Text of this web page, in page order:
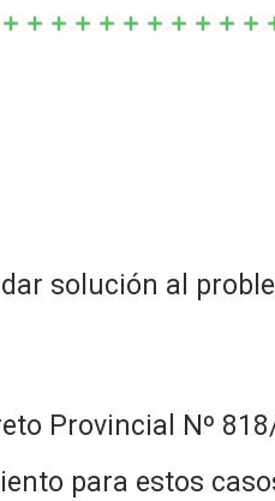
solución al
Provincial Nº
para estos